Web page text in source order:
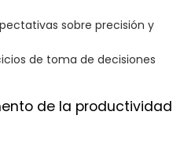
sobre precisión y
de toma de decisiones
de la productividad